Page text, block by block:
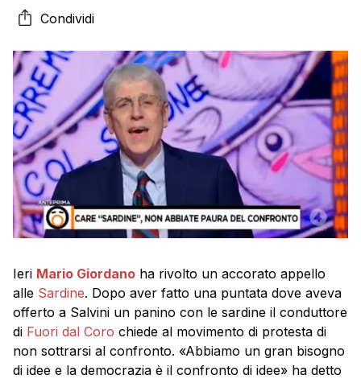
confronto (e non vanno nella sua trasmissione) ma si
è dimenticato di dare la notizia della liberazione del
Condividi
Ieri Mario Giordano ha rivolto un accorato appello
alle Sardine. Dopo aver fatto una puntata dove aveva
offerto a Salvini un panino con le sardine il conduttore
di Fuori dal Coro chiede al movimento di protesta di
non sottrarsi al confronto. «Abbiamo un gran bisogno
di idee e la democrazia è il confronto di idee» ha detto